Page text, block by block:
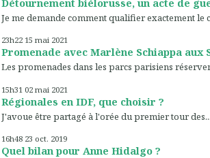
Je me demande comment qualifier exactement le
23h22 15 mai 2021
Promenade avec Marlène Schiappa aux
Les promenades dans les parcs parisiens
15h31 02 mai 2021
Régionales en IDF, que choisir ?
J'avoue être partagé à l'orée du premier tour des...
16h48 23 oct. 2019
Quel bilan pour Anne Hidalgo ?